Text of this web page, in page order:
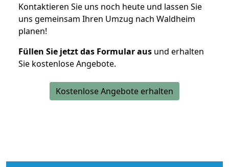
Kontaktieren Sie uns noch heute und lassen Sie
uns gemeinsam Ihren Umzug nach Waldheim
planen!
Füllen Sie jetzt das Formular aus und erhalten
Sie kostenlose Angebote.
Kostenlose Angebote erhalten